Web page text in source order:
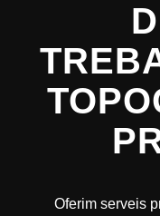
Oferim serveis